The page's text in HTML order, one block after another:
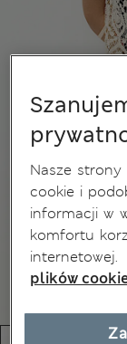
Nasze
cookie i
informacji w
komfortu
internetowej.
plików